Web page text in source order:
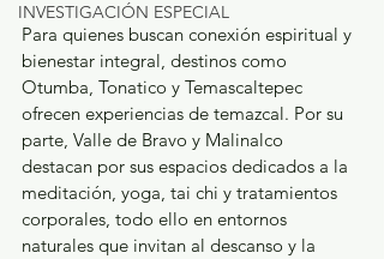
INVESTIGACIÓN ESPECIAL
Para quienes buscan conexión espiritual y
bienestar integral, destinos como
Otumba, Tonatico y Temascaltepec
ofrecen experiencias de temazcal. Por su
parte, Valle de Bravo y Malinalco
destacan por sus espacios dedicados a la
meditación, yoga, tai chi y tratamientos
corporales, todo ello en entornos
naturales que invitan al descanso y la